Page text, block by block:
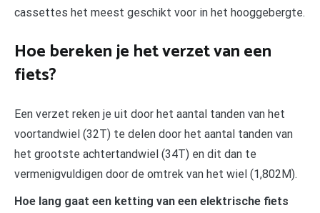
cassettes het meest geschikt voor in het hooggebergte.
Hoe bereken je het verzet van een
fiets?
Een verzet reken je uit door het aantal tanden van het
voortandwiel (32T) te delen door het aantal tanden van
het grootste achtertandwiel (34T) en dit dan te
vermenigvuldigen door de omtrek van het wiel (1,802M).
Hoe lang gaat een ketting van een elektrische fiets